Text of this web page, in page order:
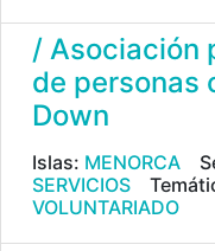
/ Asociación
de personas
Down
Islas: MENORCA
SERVICIOS
VOLUNTARIADO